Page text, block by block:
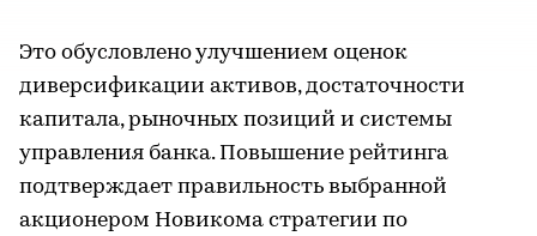
Это обусловлено улучшением оценок
диверсификации активов, достаточности
капитала, рыночных позиций и системы
управления банка. Повышение рейтинга
подтверждает правильность выбранной
акционером Новикома стратегии по